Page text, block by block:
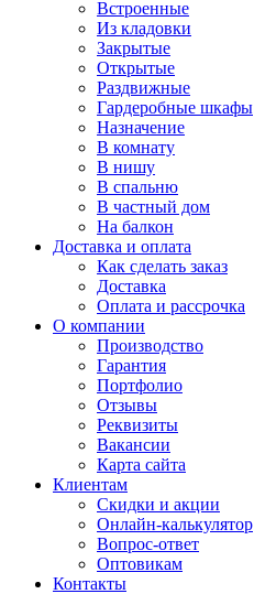
Встроенные
Из кладовки
Закрытые
Открытые
Раздвижные
Гардеробные шкафы
Назначение
В комнату
В нишу
В спальню
В частный дом
На балкон
Доставка и оплата
Как сделать заказ
Доставка
Оплата и рассрочка
О компании
Производство
Гарантия
Портфолио
Отзывы
Реквизиты
Вакансии
Карта сайта
Клиентам
Скидки и акции
Онлайн-калькулятор
Вопрос-ответ
Оптовикам
Контакты